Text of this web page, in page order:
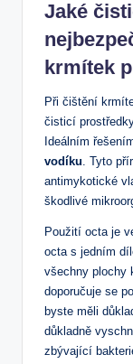
Jaké
krmítek
Při čištění
čisticí
Ideálním
vodíku. Tyto
antimykotické
škodlivé
Použití octa je
octa s jedním
všechny plochy
doporučuje se
byste měli
důkladně
zbývající